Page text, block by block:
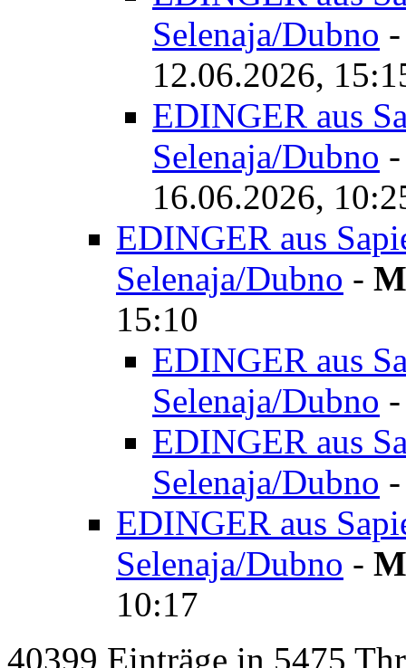
Selenaja/Dubno
12.06.2026,
EDINGER aus
Selenaja/Dubno
16.06.2026,
EDINGER aus
Selenaja/Dubno -
15:10
EDINGER aus
Selenaja/Dubno
EDINGER aus
Selenaja/Dubno
EDINGER aus
Selenaja/Dubno -
10:17
40399 Einträge in 5475